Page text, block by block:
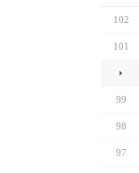
102
101
99
98
97